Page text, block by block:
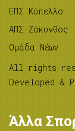
ΕΠΣ Κύπελλο
ΑΠΣ Ζάκυνθος
Ομάδα Νέων
All rights
Developed &
Άλλα